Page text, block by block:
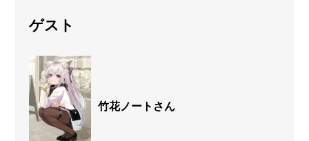
ゲスト
竹花ノートさん